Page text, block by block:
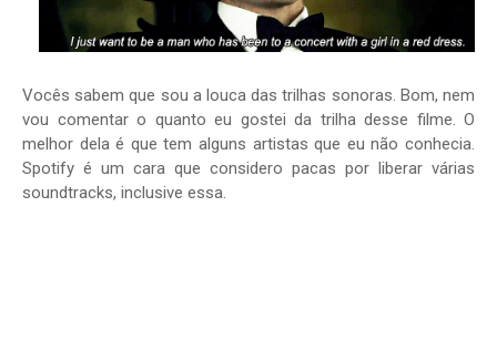
Vocês sabem que sou a louca das trilhas sonoras. Bom, nem
vou comentar o quanto eu gostei da trilha desse filme. O
melhor dela é que tem alguns artistas que eu não conhecia.
Spotify é um cara que considero pacas por liberar várias
soundtracks, inclusive essa.